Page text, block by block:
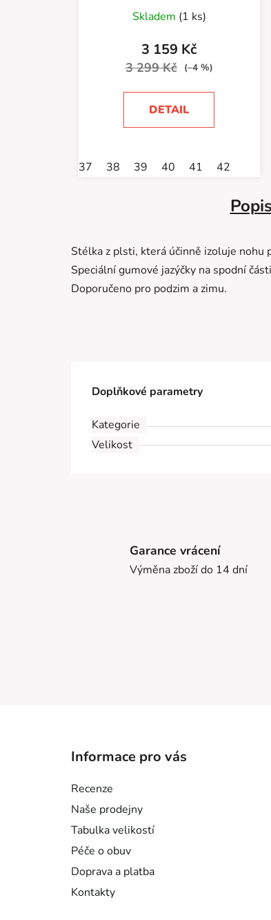
Skladem (1 ks)
3 159 Kč
3 299 Kč (–4 %)
DETAIL
37 38 39 40 41 42
Popis
Stélka z plsti, která účinně izoluje nohu
Speciální gumové jazýčky na spodní
Doporučeno pro podzim a zimu.
Doplňkové parametry
Kategorie
Velikost
Garance vrácení
Výměna zboží do 14 dní
Informace pro vás
Recenze
Naše prodejny
Tabulka velikostí
Péče o obuv
Doprava a platba
Kontakty